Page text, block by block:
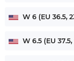
W 6 (EU 36.5,
W 6.5 (EU